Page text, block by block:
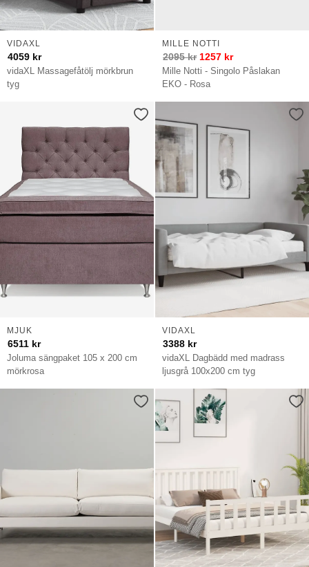
vidaXL Massagefåtölj mörkbrun
tyg
VIDAXL
4059 kr
Mille Notti - Singolo Påslakan
EKO - Rosa
MILLE NOTTI
2095kr 1257 kr
Joluma sängpaket 105 x 200 cm
mörkrosa
MJUK
6511 kr
vidaXL Dagbädd med madrass
ljusgrå 100x200 cm tyg
VIDAXL
3388 kr